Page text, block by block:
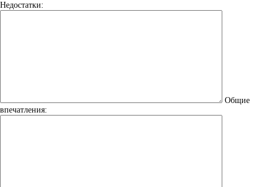
Недостатки:
Общие
впечатления: